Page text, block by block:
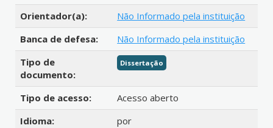
Orientador(a):
Não Informado pela instituição
Banca de defesa:
Não Informado pela instituição
Tipo de
documento:
Dissertação
Tipo de acesso:
Acesso aberto
Idioma:
por